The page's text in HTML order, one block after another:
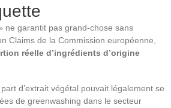
ne garantit pas grand-chose sans
Claims de la Commission européenne,
réelle d’ingrédients d’origine
d’extrait végétal pouvait légalement se
de greenwashing dans le secteur